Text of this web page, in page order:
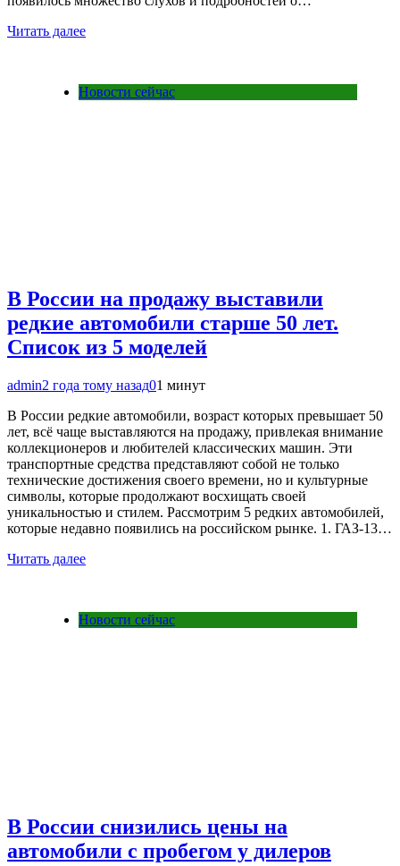
Читать далее
Новости сейчас
В России на продажу выставили
редкие автомобили старше 50 лет.
Список из 5 моделей
admin2 года тому назад01 минут
В России редкие автомобили, возраст которых превышает 50
лет, всё чаще выставляются на продажу, привлекая внимание
коллекционеров и любителей классических машин. Эти
транспортные средства представляют собой не только
технические достижения своего времени, но и культурные
символы, которые продолжают восхищать своей
уникальностью и стилем. Рассмотрим 5 редких автомобилей,
которые недавно появились на российском рынке. 1. ГАЗ-13…
Читать далее
Новости сейчас
В России снизились цены на
автомобили с пробегом у дилеров